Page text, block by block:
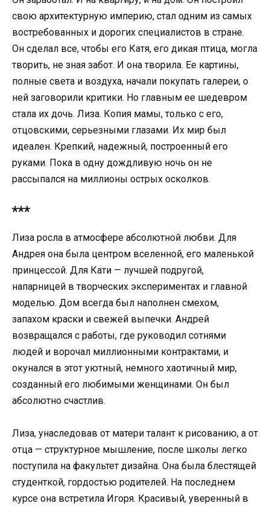
свою архитектурную империю, стал одним из самых
востребованных и дорогих специалистов в стране.
Он сделал все, чтобы его Катя, его дикая птица, могла
творить, не зная забот. И она творила. Ее картины,
полные света и воздуха, начали покупать галереи, о
ней заговорили критики. Но главным ее шедевром
стала их дочь. Лиза. Копия мамы, только с его,
отцовскими, серьезными глазами. Их мир был
идеален. Крепкий, надежный, построенный его
руками. Пока в одну дождливую ночь он не
рассыпался на миллионы острых осколков.
***
Лиза росла в атмосфере абсолютной любви. Для
Андрея она была центром вселенной, его маленькой
принцессой. Для Кати — лучшей подругой,
напарницей в творческих экспериментах и главной
моделью. Дом всегда был наполнен смехом,
запахом краски и свежей выпечки. Андрей
возвращался с работы, где руководил сотнями
людей и ворочал миллионными контрактами, и
окунался в этот уютный, немного хаотичный мир,
созданный его любимыми женщинами. Он был
абсолютно счастлив.
Лиза, унаследовав от матери талант к рисованию, а от
отца — структурное мышление, после школы легко
поступила на факультет дизайна. Она была блестящей
студенткой, гордостью родителей. На последнем
курсе она встретила Игоря. Красивый, уверенный в